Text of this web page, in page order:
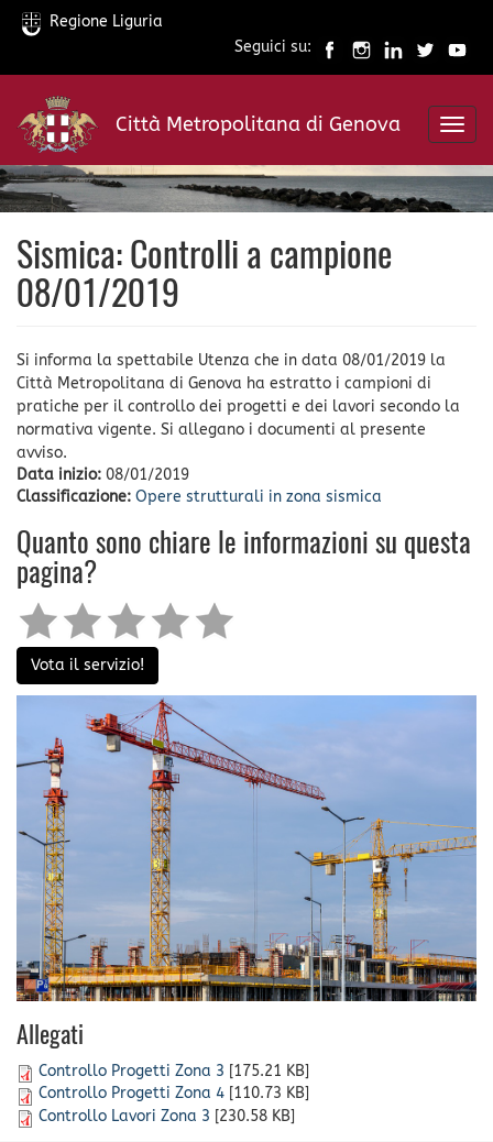
Salta
contenuto
principale
Regione Liguria
Seguici su:
Città Metropolitana di Genova
Sismica: Controlli a campione
08/01/2019
Si informa la spettabile Utenza che in data 08/01/2019 la
Città Metropolitana di Genova ha estratto i campioni di
pratiche per il controllo dei progetti e dei lavori secondo la
normativa vigente. Si allegano i documenti al presente
avviso.
Data inizio: 08/01/2019
Classificazione: Opere strutturali in zona sismica
Quanto sono chiare le informazioni su questa
pagina?
Vota il servizio!
Allegati
Controllo Progetti Zona 3 [175.21 KB]
Controllo Progetti Zona 4 [110.73 KB]
Controllo Lavori Zona 3 [230.58 KB]